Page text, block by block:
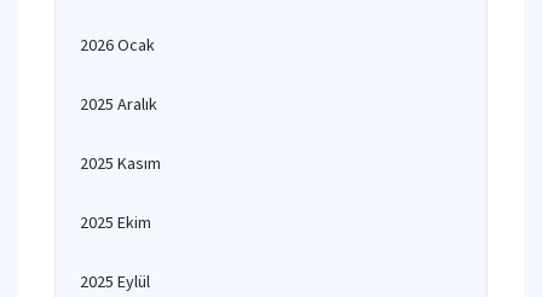
2026 Ocak
2025 Aralık
2025 Kasım
2025 Ekim
2025 Eylül